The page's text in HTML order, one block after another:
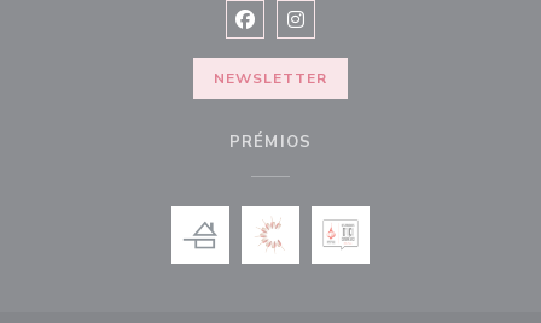
Facebook ((abre numa nova janela))
Instagram ((abre numa nova
NEWSLETTER
PRÉMIOS